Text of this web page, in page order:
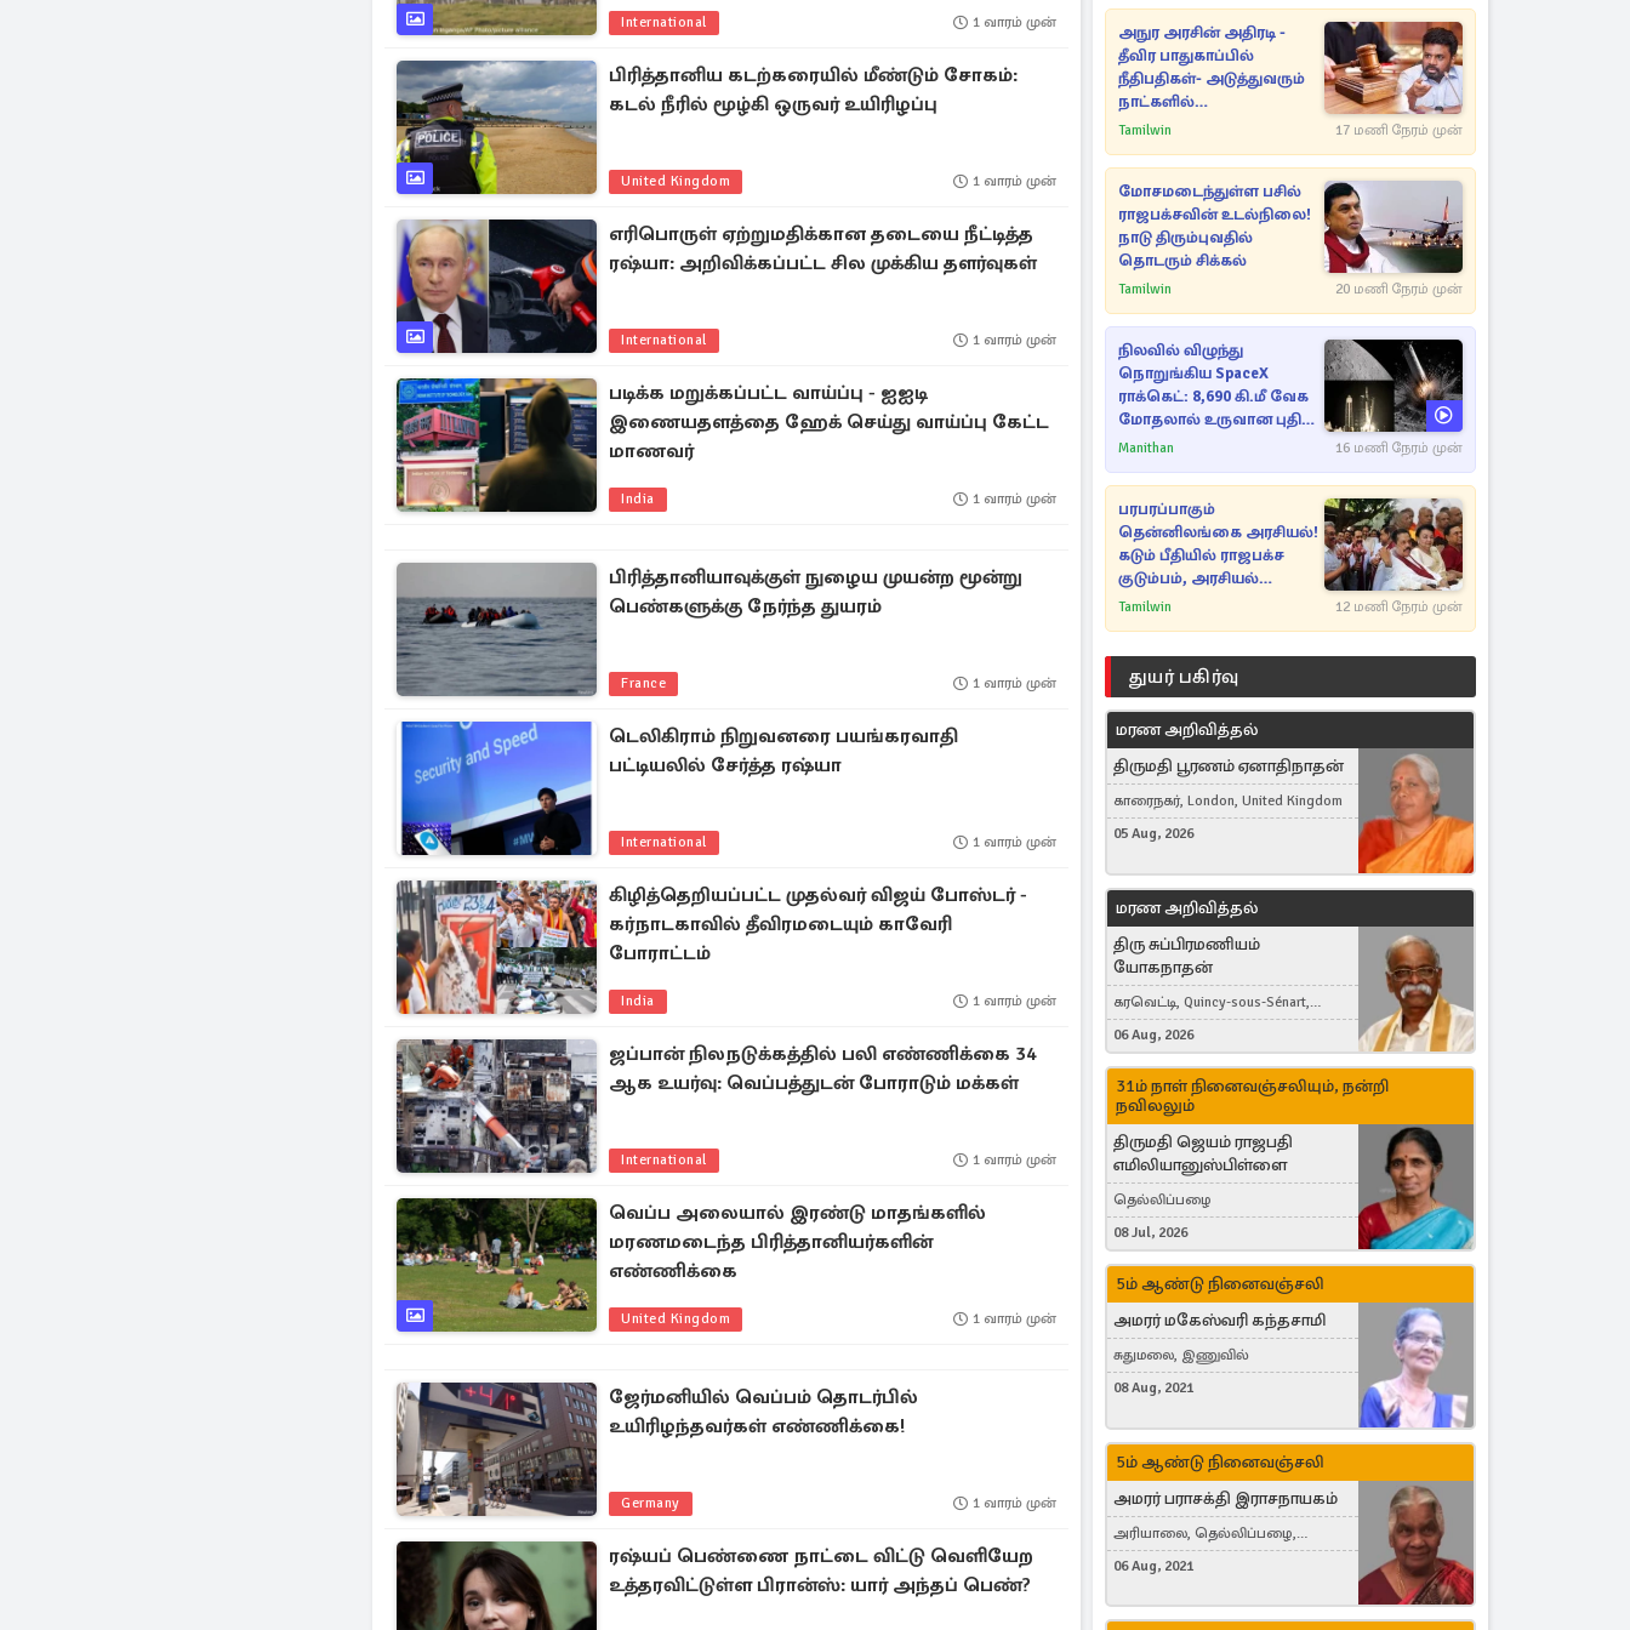
International 1 வாரம் முன்
பிரித்தானிய கடற்கரையில் மீண்டும் சோகம்:
கடல் நீரில் மூழ்கி ஒருவர் உயிரிழப்பு
United Kingdom 1 வாரம் முன்
எரிபொருள் ஏற்றுமதிக்கான தடையை நீட்டித்த
ரஷ்யா: அறிவிக்கப்பட்ட சில முக்கிய தளர்வுகள்
International 1 வாரம் முன்
படிக்க மறுக்கப்பட்ட வாய்ப்பு - ஐஐடி
இணையதளத்தை ஹேக் செய்து வாய்ப்பு கேட்ட
மாணவர்
India 1 வாரம் முன்
பிரித்தானியாவுக்குள் நுழைய முயன்ற மூன்று
பெண்களுக்கு நேர்ந்த துயரம்
France 1 வாரம் முன்
டெலிகிராம் நிறுவனரை பயங்கரவாதி
பட்டியலில் சேர்த்த ரஷ்யா
International 1 வாரம் முன்
கிழித்தெறியப்பட்ட முதல்வர் விஜய் போஸ்டர் -
கர்நாடகாவில் தீவிரமடையும் காவேரி
போராட்டம்
India 1 வாரம் முன்
ஜப்பான் நிலநடுக்கத்தில் பலி எண்ணிக்கை 34
ஆக உயர்வு: வெப்பத்துடன் போராடும் மக்கள்
International 1 வாரம் முன்
வெப்ப அலையால் இரண்டு மாதங்களில்
மரணமடைந்த பிரித்தானியர்களின்
எண்ணிக்கை
United Kingdom 1 வாரம் முன்
ஜேர்மனியில் வெப்பம் தொடர்பில்
உயிரிழந்தவர்கள் எண்ணிக்கை!
Germany 1 வாரம் முன்
ரஷ்யப் பெண்ணை நாட்டை விட்டு வெளியேற
உத்தரவிட்டுள்ள பிரான்ஸ்: யார் அந்தப் பெண்?
அநுர அரசின் அதிரடி -
தீவிர பாதுகாப்பில்
நீதிபதிகள்- அடுத்துவரும்
நாட்களில்
அம்பலமாகவுள்ள ரகசியம்
Tamilwin 17 மணி நேரம் முன்
மோசமடைந்துள்ள பசில்
ராஜபக்சவின் உடல்நிலை!
நாடு திரும்புவதில்
தொடரும் சிக்கல்
Tamilwin 20 மணி நேரம் முன்
நிலவில் விழுந்து
நொறுங்கிய SpaceX
ராக்கெட்: 8,690 கி.மீ வேக
மோதலால் உருவான புதிய
பள்ளம்!
Manithan 16 மணி நேரம் முன்
பரபரப்பாகும்
தென்னிலங்கை அரசியல்!
கடும் பீதியில் ராஜபக்ச
குடும்பம், அரசியல்
நட்புகள்
Tamilwin 12 மணி நேரம் முன்
துயர் பகிர்வு
மரண அறிவித்தல்
திருமதி பூரணம் ஏனாதிநாதன்
காரைநகர், London, United Kingdom
05 Aug, 2026
மரண அறிவித்தல்
திரு சுப்பிரமணியம்
யோகநாதன்
கரவெட்டி, Quincy-sous-Sénart,
France
06 Aug, 2026
31ம் நாள் நினைவஞ்சலியும், நன்றி
நவிலலும்
திருமதி ஜெயம் ராஜபதி
எமிலியானுஸ்பிள்ளை
தெல்லிப்பழை
08 Jul, 2026
5ம் ஆண்டு நினைவஞ்சலி
அமரர் மகேஸ்வரி கந்தசாமி
சுதுமலை, இணுவில்
08 Aug, 2021
5ம் ஆண்டு நினைவஞ்சலி
அமரர் பராசக்தி இராசநாயகம்
அரியாலை, தெல்லிப்பழை,
Montreal, Canada
06 Aug, 2021